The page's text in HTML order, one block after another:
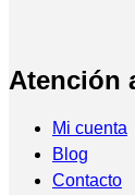
Atención
Mi cuenta
Blog
Contacto